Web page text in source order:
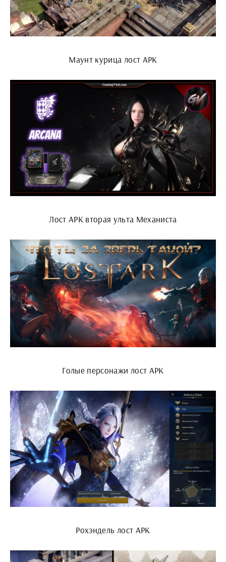
Маунт курица лост АРК
Лост АРК вторая ульта Механиста
Голые персонажи лост АРК
Рохэндель лост АРК